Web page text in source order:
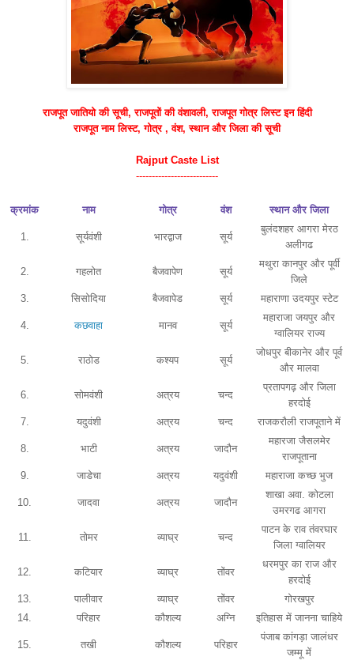
राजपूत जातियो की सूची, राजपूतों की वंशावली, राजपूत गोत्र लिस्ट इन हिंदी
राजपूत नामलिस्ट, गोत्र , वंश, स्थान और जिला की सूची
Rajput Caste List
--------------------------
क्रमांक नाम गोत्र वंश स्थान और जिला
1. सूर्यवंशी भारद्वाज सूर्य
बुलंदशहर आगरा मेरठ
अलीगढ
2. गहलोत बैजवापेण सूर्य
मथुरा कानपुर और पूर्वी
जिले
3.
सिसोदिया बैजवापेड सूर्य महाराणा उदयपुर स्टेट
4. कछवाहा मानव सूर्य
महाराजा जयपुर और
ग्वालियर राज्य
5. राठोड कश्यप सूर्य
जोधपुर बीकानेर और पूर्व
और मालवा
6. सोमवंशी अत्रय चन्द
प्रतापगढ़ और जिला
हरदोई
7.
यदुवंशी अत्रय चन्द राजकरौली राजपूताने में
8. भाटी अत्रय जादौन
महारजा जैसलमेर
राजपूताना
9.
जाडेचा अत्रय यदुवंशी महाराजा कच्छ भुज
10. जादवा अत्रय जादौन
शाखा अवा. कोटला
उमरगढ आगरा
11. तोमर व्याघ्र चन्द
पाटन के राव तंवरघार
जिला ग्वालियर
12. कटियार व्याघ्र तोंवर
धरमपुर का राज और
हरदोई
13.
पालीवार व्याघ्र तोंवर
गोरखपुर
14.
परिहार कौशल्य अग्नि इतिहास में जानना चाहिये
15. तखी कौशल्य परिहार
पंजाब कांगड़ा जालंधर
जम्मू में